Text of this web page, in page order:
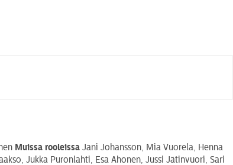
Muissa rooleissaJani Johansson, Mia Vuorela, Henna
Jukka Puronlahti, Esa Ahonen, Jussi Jätinvuori, Sari